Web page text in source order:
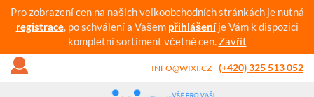
Pro zobrazení cen na našich velkoobchodních stránkách je nutná
registrace, po schválení a Vašem přihlášeníje Vám k dispozici
kompletní sortiment včetně cen. Zavřít
INFO@WIXI.CZ (+420) 325 513 052